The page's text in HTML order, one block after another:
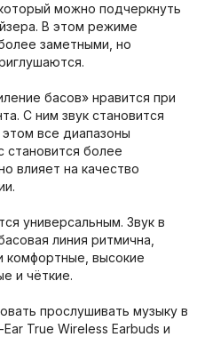
можно подчеркнуть
В этом режиме
заметными, но
басов» нравится при
С ним звук становится
все диапазоны
становится более
влияет на качество
универсальным. Звук в
линия ритмична,
комфортные, высокие
и чёткие.
прослушивать музыку в
True Wireless Earbuds и